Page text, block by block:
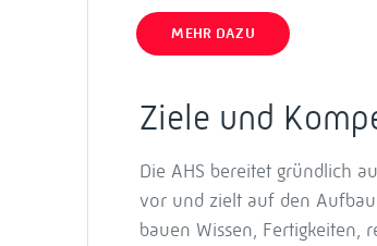
MEHR DAZU
Ziele und
Die AHS bereitet gründlich
vor und zielt auf den
bauen Wissen, Fertigkeiten,